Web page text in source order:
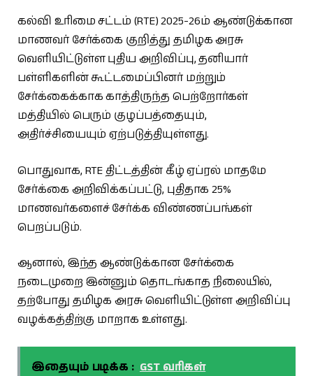
கல்வி உரிமை சட்டம் (RTE) 2025-26ம் ஆண்டுக்கான
மாணவர் சேர்க்கை குறித்து தமிழக அரசு
வெளியிட்டுள்ள புதிய அறிவிப்பு, தனியார்
பள்ளிகளின் கூட்டமைப்பினர் மற்றும்
சேர்க்கைக்காக காத்திருந்த பெற்றோர்கள்
மத்தியில் பெரும் குழப்பத்தையும்,
அதிர்ச்சியையும் ஏற்படுத்தியுள்ளது.
பொதுவாக, RTE திட்டத்தின் கீழ் ஏப்ரல் மாதமே
சேர்க்கை அறிவிக்கப்பட்டு, புதிதாக 25%
மாணவர்களைச் சேர்க்க விண்ணப்பங்கள்
பெறப்படும்.
ஆனால், இந்த ஆண்டுக்கான சேர்க்கை
நடைமுறை இன்னும் தொடங்காத நிலையில்,
தற்போது தமிழக அரசு வெளியிட்டுள்ள அறிவிப்பு
வழக்கத்திற்கு மாறாக உள்ளது.
இதையும் படிக்க : GST வரிகள்